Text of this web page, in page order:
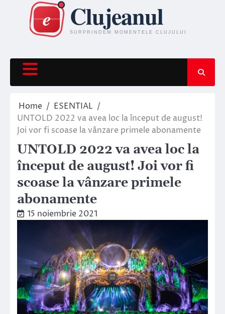
content
Home
ESENTIAL
UNTOLD 2022 va avea loc la început de august!
Joi vor fi scoase la vânzare primele abonamente
UNTOLD 2022 va avea loc la
început de august! Joi vor fi
scoase la vânzare primele
abonamente
15 noiembrie 2021